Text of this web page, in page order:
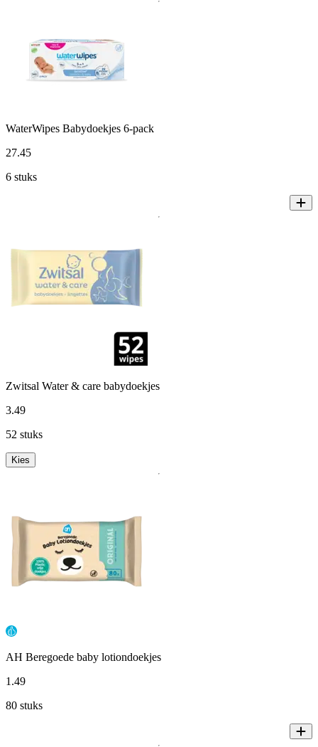
WaterWipes Babydoekjes 6-pack
27.45
6 stuks
Zwitsal Water & care babydoekjes
3.49
52 stuks
Kies
AH Beregoede baby lotiondoekjes
1 .49
80 stuks